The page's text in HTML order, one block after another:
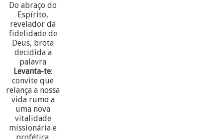
Do abraço do
Espírito,
revelador da
fidelidade de
Deus, brota
decidida a
palavra
Levanta-te:
convite que
relança a nossa
vida rumo a
uma nova
vitalidade
missionária e